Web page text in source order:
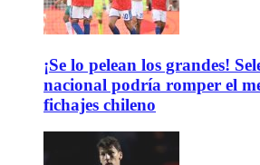
¡Se lo pelean los grandes!
nacional podría romper el
fichajes chileno